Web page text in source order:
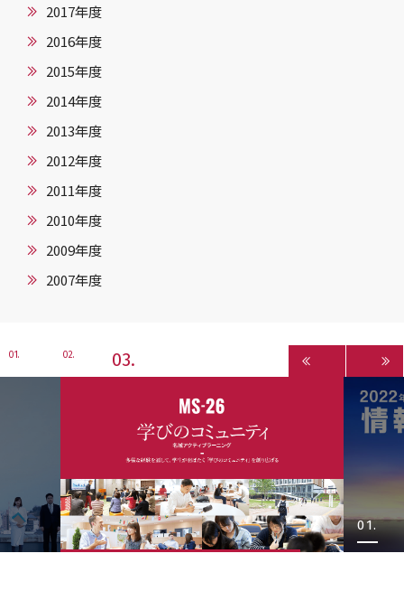
2017年度
2016年度
2015年度
2014年度
2013年度
2012年度
2011年度
2010年度
2009年度
2007年度
1 2 3